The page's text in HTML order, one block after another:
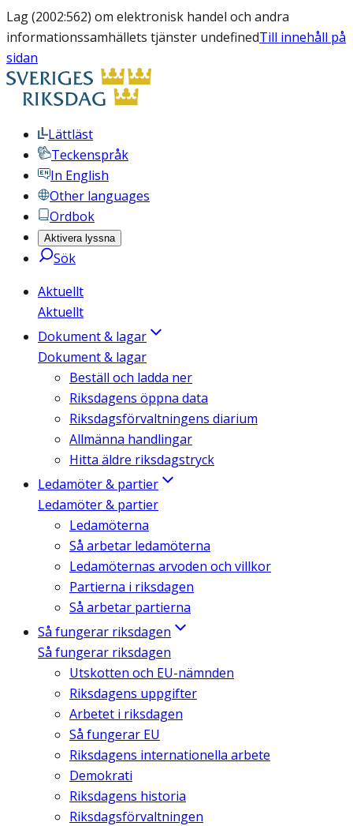
Lag (2002:562) om elektronisk handel och andra
informationssamhällets tjänster undefinedTill innehåll på
sidan
Lättläst
Teckenspråk
In English
Other languages
Ordbok
Aktivera lyssna
Sök
Aktuellt
Aktuellt
Dokument & lagar
Dokument & lagar
Beställ och ladda ner
Riksdagens öppna data
Riksdagsförvaltningens diarium
Allmänna handlingar
Hitta äldre riksdagstryck
Ledamöter & partier
Ledamöter & partier
Ledamöterna
Så arbetar ledamöterna
Ledamöternas arvoden och villkor
Partierna i riksdagen
Så arbetar partierna
Så fungerar riksdagen
Så fungerar riksdagen
Utskotten och EU-nämnden
Riksdagens uppgifter
Arbetet i riksdagen
Så fungerar EU
Riksdagens internationella arbete
Demokrati
Riksdagens historia
Riksdagsförvaltningen